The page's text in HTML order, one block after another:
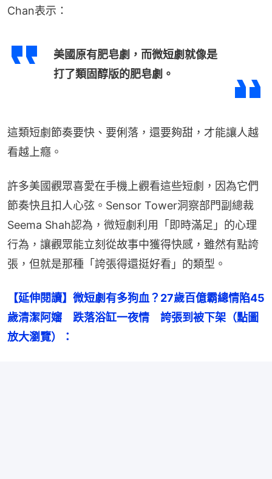
Chan表示：
美國原有肥皂劇，而微短劇就像是
打了類固醇版的肥皂劇。
這類短劇節奏要快、要俐落，還要夠甜，才能讓人越
看越上癮。
許多美國觀眾喜愛在手機上觀看這些短劇，因為它們
節奏快且扣人心弦。Sensor Tower洞察部門副總裁
Seema Shah認為，微短劇利用「即時滿足」的心理
行為，讓觀眾能立刻從故事中獲得快感，雖然有點誇
張，但就是那種「誇張得還挺好看」的類型。
【延伸閱讀】微短劇有多狗血？27歲百億霸總情陷45
歲清潔阿嬸　跌落浴缸一夜情　誇張到被下架（點圖
放大瀏覽）：